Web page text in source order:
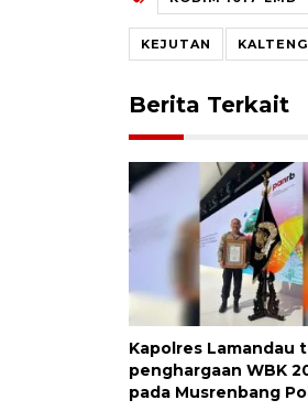
KEJUTAN KALTENG
Berita Terkait
Kapolres Lamandau
penghargaan WBK
pada Musrenbang